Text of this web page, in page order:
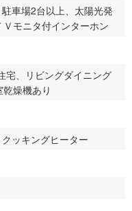
車場2台以上、太陽光発
モニタ付インターホン
宅、リビングダイニング
燥機あり
ッキングヒーター